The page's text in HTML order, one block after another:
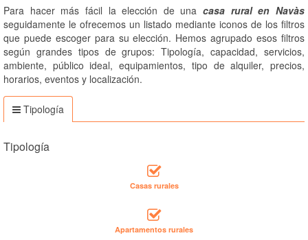
Para hacer más fácil la elección de unacasa rural en Navàs
seguidamente le ofrecemos un listado mediante iconos de los filtros
que puede escoger para su elección. Hemos agrupado esos filtros
según grandes tipos de grupos: Tipología, capacidad, servicios,
ambiente, público ideal, equipamientos, tipo de alquiler, precios,
horarios, eventos y localización.
Tipología
Tipología
Casas rurales
Apartamentos rurales